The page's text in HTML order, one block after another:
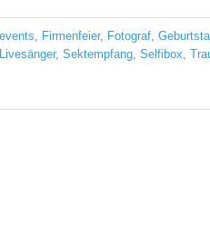
events, Firmenfeier, Fotograf,
Livesänger, Sektempfang, Selfibox,